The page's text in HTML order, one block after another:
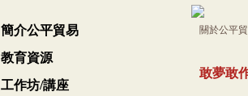
簡介公平貿易
教育資源
工作坊/講座
關於公平
敢夢敢